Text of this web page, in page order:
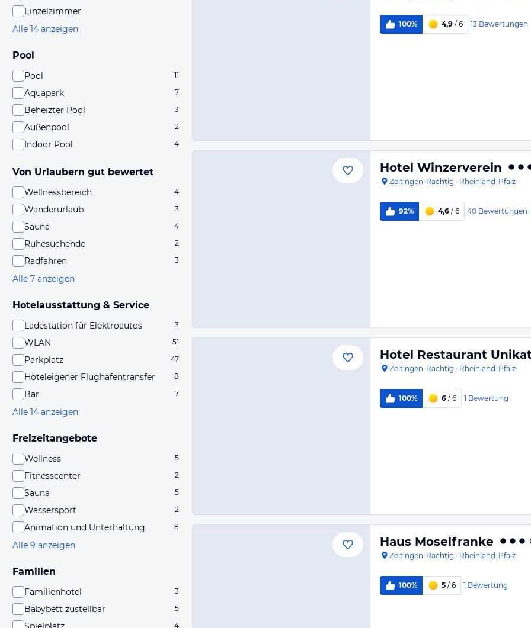
Einzelzimmer
Alle 14 anzeigen
Pool
Pool 11
Aquapark 7
Beheizter Pool 3
Außenpool 2
Indoor Pool 4
Von Urlaubern gut bewertet
Wellnessbereich 4
Wanderurlaub 3
Sauna 4
Ruhesuchende 2
Radfahren 3
Alle 7 anzeigen
Hotelausstattung & Service
Ladestation für Elektroautos 3
WLAN 51
Parkplatz 47
Hoteleigener Flughafentransfer 8
Bar 7
Alle 14 anzeigen
Freizeitangebote
Wellness 5
Fitnesscenter 2
Sauna 5
Wassersport 2
Animation und Unterhaltung 8
Alle 9 anzeigen
Familien
Familienhotel 3
Babybett zustellbar 5
4
100% 4,9 / 6 13 Bewertungen
Hotel Winzerverein
Zeltingen-Rachtig · Rheinland-Pfalz
92% 4,6 / 6 40 Bewertungen
Hotel Restaurant
Zeltingen-Rachtig · Rheinland-Pfalz
100% 6 / 6 1 Bewertung
Haus Moselfranke
Zeltingen-Rachtig · Rheinland-Pfalz
100% 5 / 6 1 Bewertung